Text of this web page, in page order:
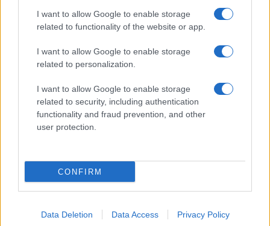
I want to allow Google to enable storage
related to functionality of the website or app.
I want to allow Google to enable storage
related to personalization.
I want to allow Google to enable storage
related to security, including authentication
functionality and fraud prevention, and other
user protection.
CONFIRM
Data Deletion Data Access Privacy Policy
Su WhatsApp al numero +39
Ricevi le nostre ultime news
Condividi l'articolo
F T Pi WS